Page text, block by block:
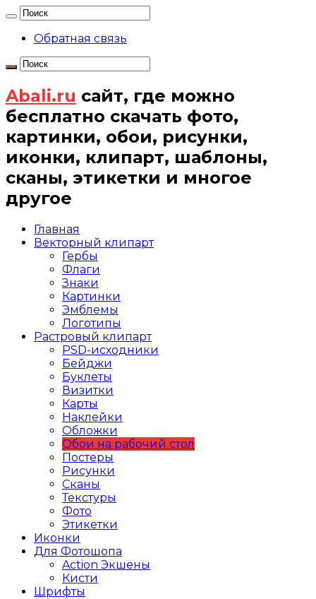
Обратная связь
Abali.ru сайт, где можно
бесплатно скачать фото,
картинки, обои, рисунки,
иконки, клипарт, шаблоны,
сканы, этикетки и многое
другое
Главная
Векторный клипарт
Гербы
Флаги
Знаки
Картинки
Эмблемы
Логотипы
Растровый клипарт
PSD-исходники
Бейджи
Буклеты
Визитки
Карты
Наклейки
Обложки
Обои на рабочий стол
Постеры
Рисунки
Сканы
Текстуры
Фото
Этикетки
Иконки
Для Фотошопа
Action Экшены
Кисти
Шрифты